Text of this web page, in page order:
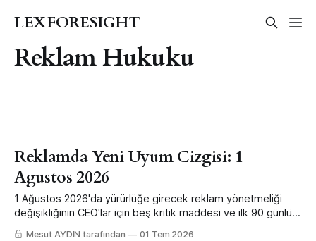
LEXFORESIGHT
Reklam Hukuku
Reklamda Yeni Uyum Cizgisi: 1
Agustos 2026
1 Ağustos 2026'da yürürlüğe girecek reklam yönetmeliği
değişikliğinin CEO'lar için beş kritik maddesi ve ilk 90 günlük
uyum planı.
Mesut AYDIN tarafından 01 Tem 2026